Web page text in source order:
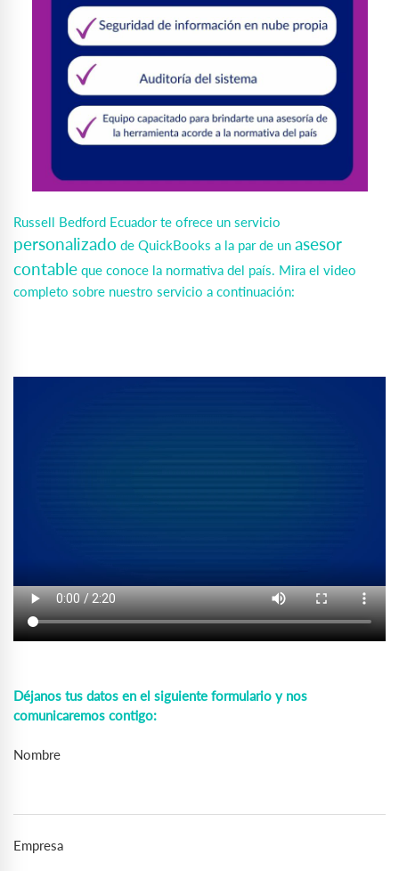
Russell Bedford Ecuador te ofrece un servicio
personalizado de QuickBooks a la par de un asesor
contable que conoce la normativa del país. Mira el video
completo sobre nuestro servicio a continuación:
Déjanos tus datos en el siguiente formulario y nos
comunicaremos contigo:
Nombre
Empresa